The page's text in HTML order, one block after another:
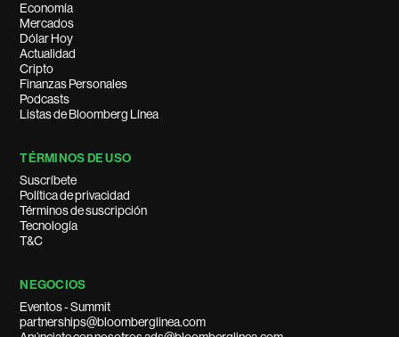
Economía
Mercados
Dólar Hoy
Actualidad
Cripto
Finanzas Personales
Podcasts
Listas de Bloomberg Línea
TÉRMINOS DE USO
Suscríbete
Política de privacidad
Términos de suscripción
Tecnología
T&C
NEGOCIOS
Eventos - Summit
partnerships@bloomberglinea.com